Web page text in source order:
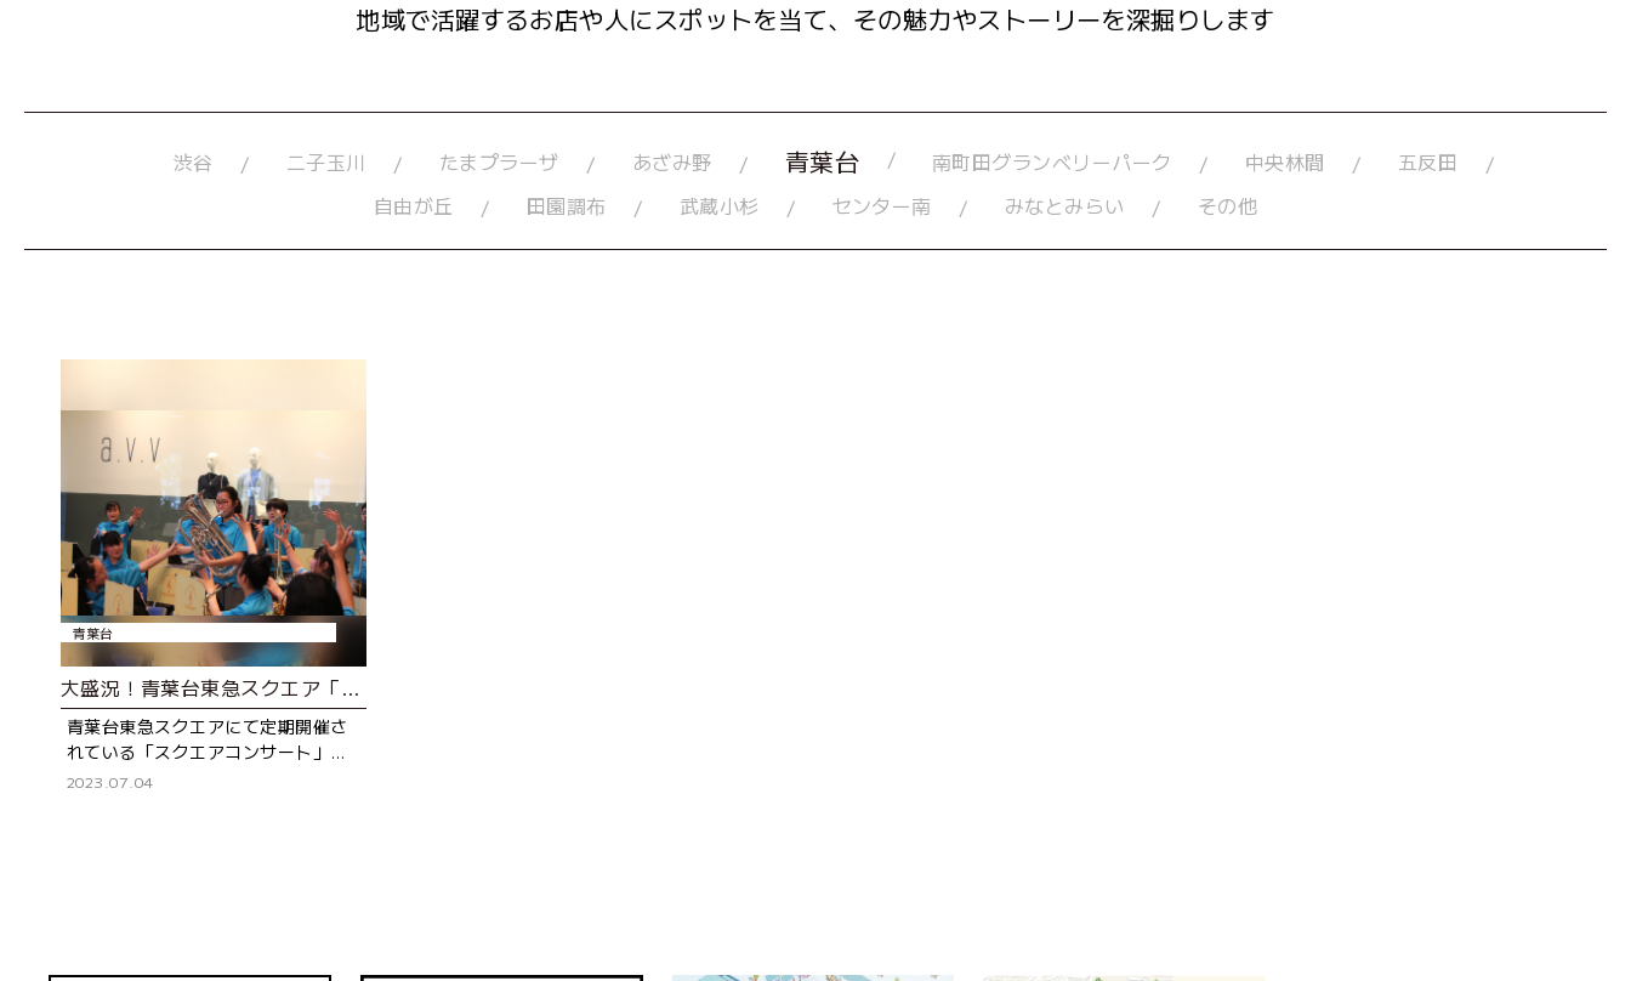
地域で活躍するお店や人にスポットを当て、 その魅力やストーリーを深掘りします
渋谷 二子玉川 たまプラーザ あざみ野 青葉台 南町田グランベリーパーク 中央林間
五反田
自由が丘
田園調布 武蔵小杉 センター南 みなとみらい その他
青葉台
大盛況！青葉台東急スクエア「もえぎ野中学校吹奏楽部コンサート」レポート
青葉台東急スクエアにて定期開催さ
れている「スクエアコンサート」。
地元の吹奏楽部の中高生が、館内の
2023.07.04